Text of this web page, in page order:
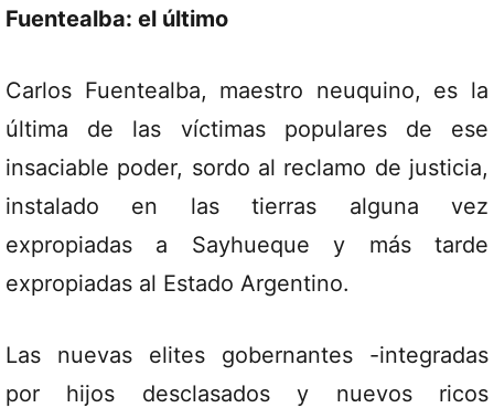
Fuentealba: el último
Carlos Fuentealba, maestro neuquino, es la
última de las víctimas populares de ese
insaciable poder, sordo al reclamo de justicia,
instalado en las tierras alguna vez
expropiadas a Sayhueque y más tarde
expropiadas al Estado Argentino.
Las nuevas elites gobernantes -integradas
por hijos desclasados y nuevos ricos